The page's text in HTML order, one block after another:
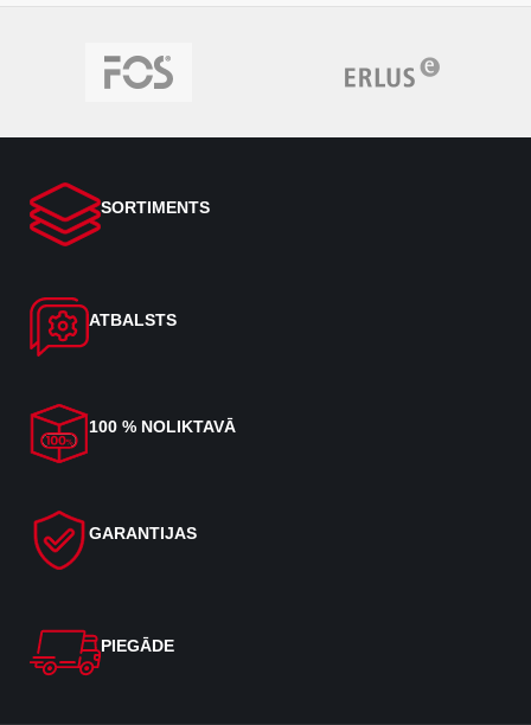
SORTIMENTS
ATBALSTS
100 % NOLIKTAVĀ
GARANTIJAS
PIEGĀDE